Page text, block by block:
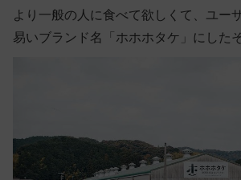
より一般の人に食べて欲しくて、ユー
易いブランド名「ホホホタケ」にした